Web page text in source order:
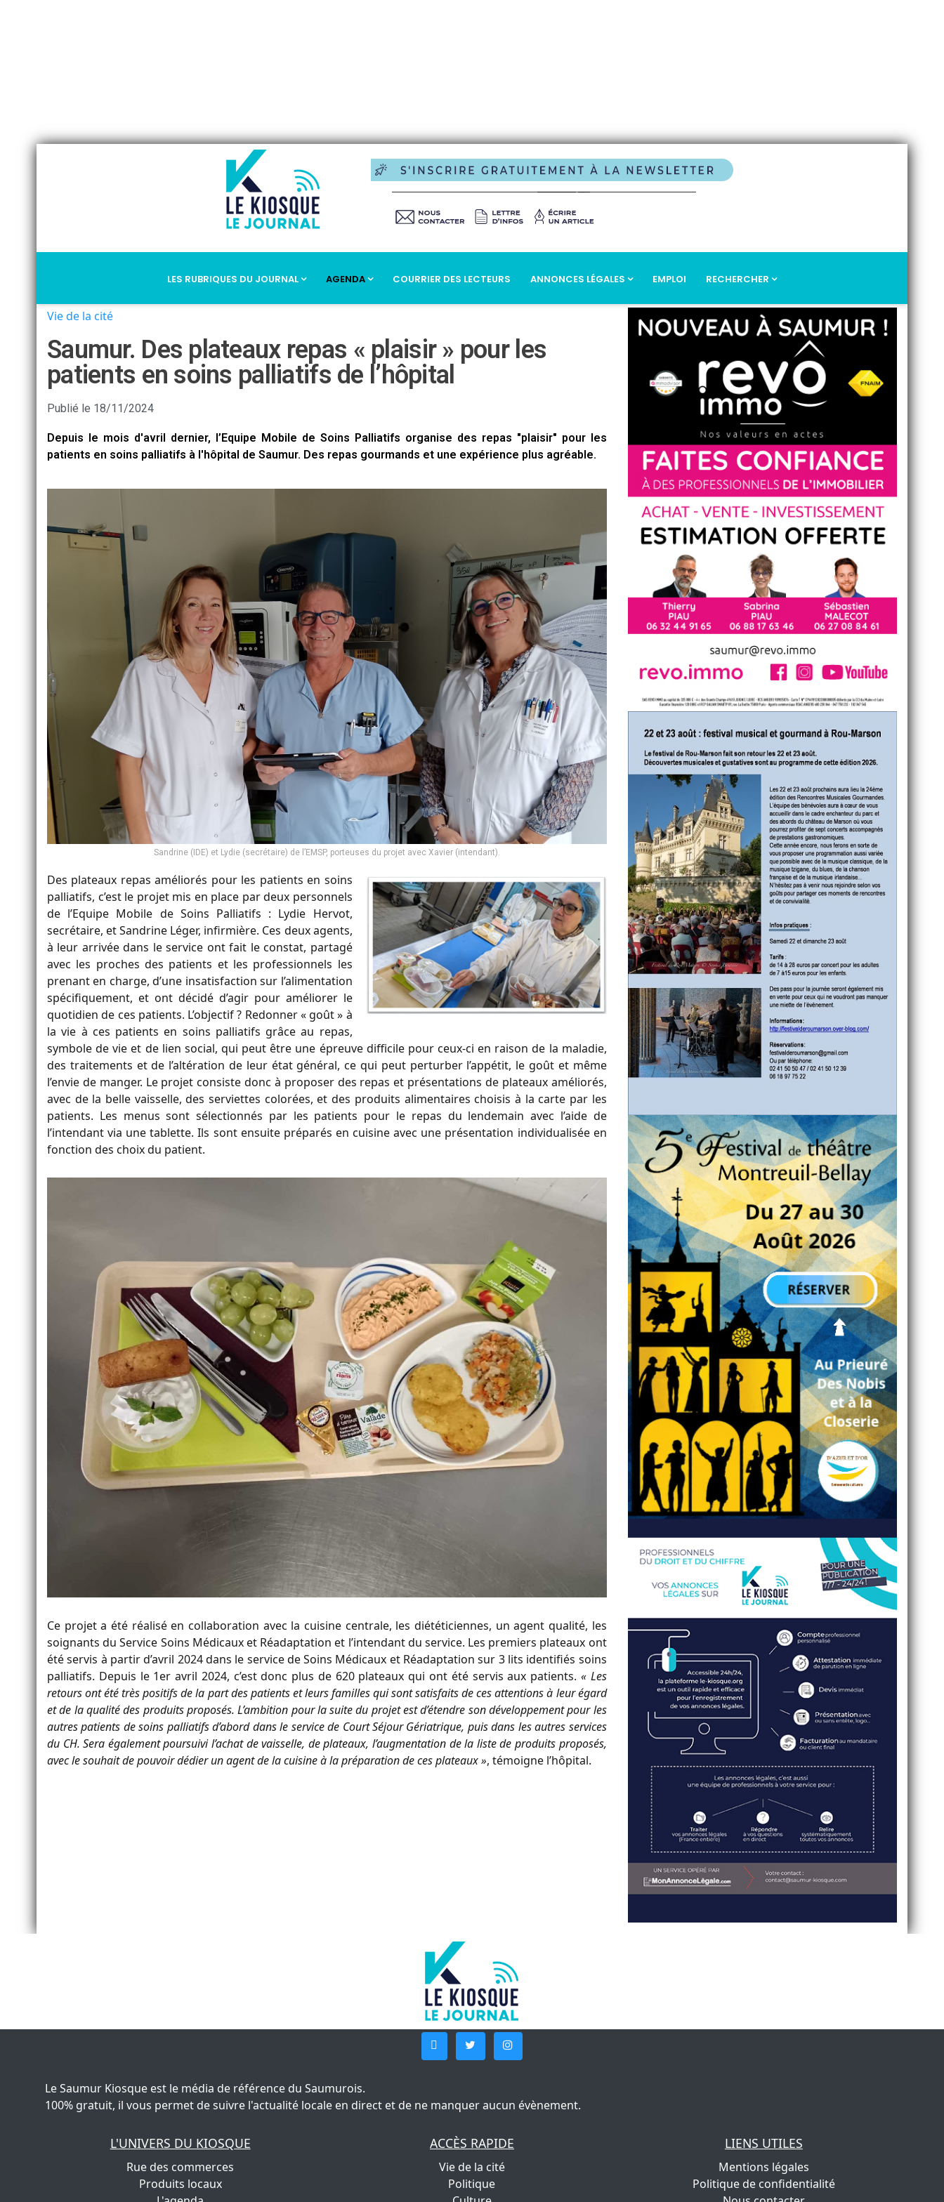
LES RUBRIQUES DU JOURNAL AGENDA COURRIER DES LECTEURS ANNONCES LÉGALES EMPLOI RECHERCHER
Vie de la cité
Saumur. Des plateaux repas « plaisir » pour les
patients en soins palliatifs de l’hôpital
Publié le 18/11/2024
Depuis le mois d'avril dernier, l’Equipe Mobile de Soins Palliatifs organise des repas "plaisir" pour les
patients en soins palliatifs à l'hôpital de Saumur. Des repas gourmands et une expérience plus agréable.
Sandrine (IDE) et Lydie (secrétaire) de l’EMSP, porteuses du projet avec Xavier (intendant).
Des plateaux repas améliorés pour les patients en soins
palliatifs, c’est le projet mis en place par deux personnels
de l’Equipe Mobile de Soins Palliatifs : Lydie Hervot,
secrétaire, et Sandrine Léger, infirmière. Ces deux agents,
à leur arrivée dans le service ont fait le constat, partagé
avec les proches des patients et les professionnels les
prenant en charge, d’une insatisfaction sur l’alimentation
spécifiquement, et ont décidé d’agir pour améliorer le
quotidien de ces patients. L’objectif ? Redonner « goût » à
la vie à ces patients en soins palliatifs grâce au repas,
symbole de vie et de lien social, qui peut être une épreuve difficile pour ceux-ci en raison de la maladie,
des traitements et de l’altération de leur état général, ce qui peut perturber l’appétit, le goût et même
l’envie de manger. Le projet consiste donc à proposer des repas et présentations de plateaux améliorés,
avec de la belle vaisselle, des serviettes colorées, et des produits alimentaires choisis à la carte par les
patients. Les menus sont sélectionnés par les patients pour le repas du lendemain avec l’aide de
l’intendant via une tablette. Ils sont ensuite préparés en cuisine avec une présentation individualisée en
fonction des choix du patient.
Ce projet a été réalisé en collaboration avec la cuisine centrale, les diététiciennes, un agent qualité, les
soignants du Service Soins Médicaux et Réadaptation et l’intendant du service. Les premiers plateaux ont
été servis à partir d’avril 2024 dans le service de Soins Médicaux et Réadaptation sur 3 lits identifiés soins
palliatifs. Depuis le 1er avril 2024, c’est donc plus de 620 plateaux qui ont été servis aux patients. « Les
retours ont été très positifs de la part des patients et leurs familles qui sont satisfaits de ces attentions à leur égard
et de la qualité des produits proposés. L’ambition pour la suite du projet est d’étendre son développement pour les
autres patients de soins palliatifs d’abord dans le service de Court Séjour Gériatrique, puis dans les autres services
du CH. Sera également poursuivi l’achat de vaisselle, de plateaux, l’augmentation de la liste de produits proposés,
avec le souhait de pouvoir dédier un agent de la cuisine à la préparation de ces plateaux », témoigne l’hôpital.
Le Saumur Kiosque est le média de référence du Saumurois.
100% gratuit, il vous permet de suivre l'actualité locale en direct et de ne manquer aucun évènement.
L'UNIVERS DU KIOSQUE
Rue des commerces
Produits locaux
ACCÈS RAPIDE
Vie de la cité
Politique
LIENS UTILES
Mentions légales
Politique de confidentialité